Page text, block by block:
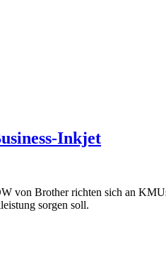
Inkjet
von Brother richten sich an
sorgen soll.